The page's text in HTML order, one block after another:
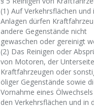
(1) Auf Verkehrsflächen und
Anlagen dürfen
andere Gegenstände nicht
gewaschen oder gereinigt
(2) Das Reinigen oder
von Motoren, der
Kraftfahrzeugen oder
öliger Gegenstände sowie
Vornahme eines
den Verkehrsflächen und in